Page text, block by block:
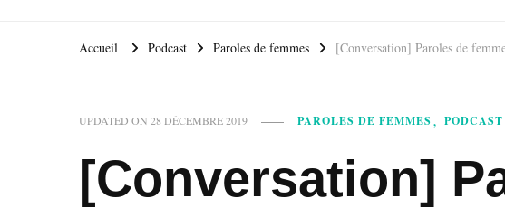
Accueil Podcast Paroles de femmes [Conversation] Paroles de
UPDATED ON 28 DÉCEMBRE 2019 PAROLES DE FEMMES PODCAST
[Conversation]